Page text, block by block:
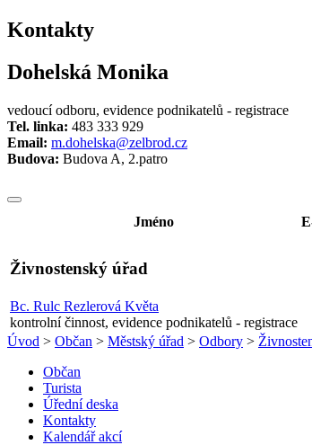
Kontakty
Dohelská Monika
vedoucí odboru, evidence podnikatelů - registrace
Tel. linka: 483 333 929
Email: m.dohelska@zelbrod.cz
Budova: Budova A, 2.patro
Jméno
Živnostenský úřad
Bc. Rulc Rezlerová Květa
kontrolní činnost, evidence podnikatelů - registrace
Úvod > Občan > Městský úřad > Odbory >
Občan
Turista
Úřední deska
Kontakty
Kalendář akcí